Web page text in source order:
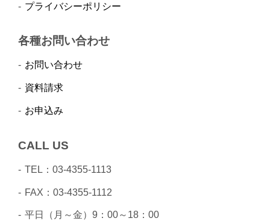
プライバシーポリシー
各種お問い合わせ
お問い合わせ
資料請求
お申込み
CALL US
TEL：03-4355-1113
FAX：03-4355-1112
平日（月～金）9：00～18：00